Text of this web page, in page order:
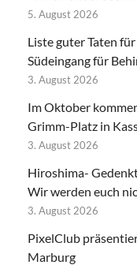
5. August 2026
Liste guter Taten
Südeingang für
3. August 2026
Im Oktober
Grimm-Platz in
3. August 2026
Hiroshima-
Wir werden euch
3. August 2026
PixelClub
Marburg